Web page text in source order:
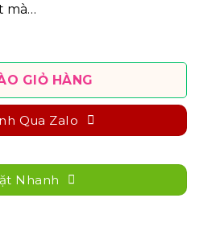
mà…
Nhật iOvi Net - GTCSN15 số
GIỎ HÀNG
Qua Zalo
Nhanh